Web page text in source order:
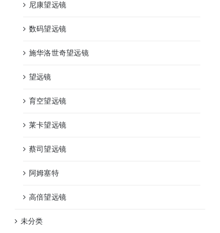
尼康望远镜
数码望远镜
施华洛世奇望远镜
望远镜
育空望远镜
莱卡望远镜
蔡司望远镜
阿姆塞特
高倍望远镜
未分类